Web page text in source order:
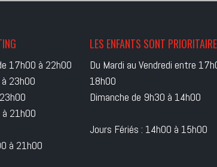
17h00 à 22h00
23h00
21h00
à 21h00
LES ENFANTS SONT
Du Mardi au Vendredi entre
18h00
Dimanche de 9h30 à 14h00
Jours Fériés : 14h00 à 15h00